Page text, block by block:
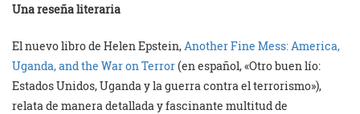
Una reseña literaria
El nuevo libro de Helen Epstein,Another Fine Mess: America,
Uganda, and the War on Terror(en español, «Otro buen lío:
Estados Unidos, Uganda y la guerra contra el terrorismo»),
relata de manera detallada y fascinante multitud de